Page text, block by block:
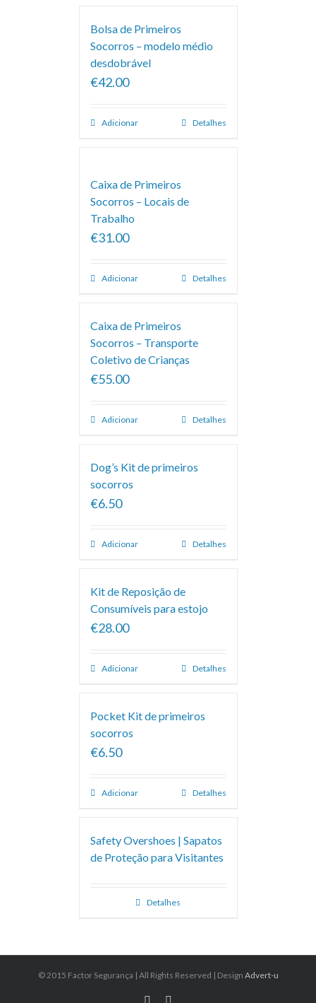
Bolsa de Primeiros
Socorros – modelo médio
desdobrável
€42.00
Adicionar Detalhes
Caixa de Primeiros
Socorros – Locais de
Trabalho
€31.00
Adicionar Detalhes
Caixa de Primeiros
Socorros – Transporte
Coletivo de Crianças
€55.00
Adicionar Detalhes
Dog’s Kit de primeiros
socorros
€6.50
Adicionar Detalhes
Kit de Reposição de
Consumíveis para estojo
€28.00
Adicionar Detalhes
Pocket Kit de primeiros
socorros
€6.50
Adicionar Detalhes
Safety Overshoes | Sapatos
de Proteção para Visitantes
Detalhes
© 2015 Factor Segurança | All Rights Reserved | Design Advert-u